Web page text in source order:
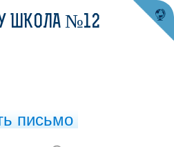
ШКОЛА №12
письмо